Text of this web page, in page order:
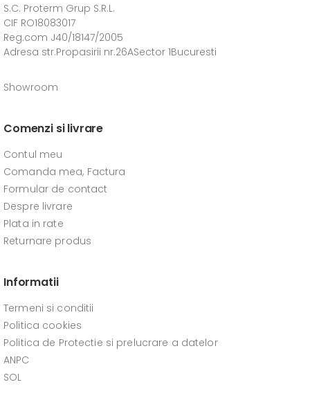
S.C. Proterm Grup S.R.L.
CIF RO18083017
Reg.com J40/18147/2005
Adresa str.Propasirii nr.26ASector 1Bucuresti
Showroom
Comenzi si livrare
Contul meu
Comanda mea, Factura
Formular de contact
Despre livrare
Plata in rate
Returnare produs
Informatii
Termeni si conditii
Politica cookies
Politica de Protectie si prelucrare a datelor
ANPC
SOL